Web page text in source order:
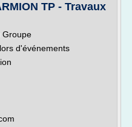
TP - Travaux
Groupe
d'événements